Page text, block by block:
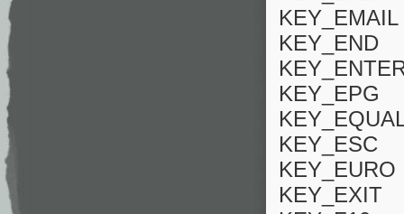
KEY_EMAIL
KEY_END
KEY_EPG
KEY_ESC
KEY_EURO
KEY_EXIT